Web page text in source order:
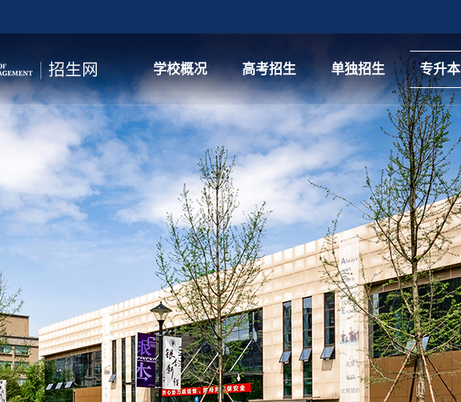
学校概况 高考招生 单独招生 专升本